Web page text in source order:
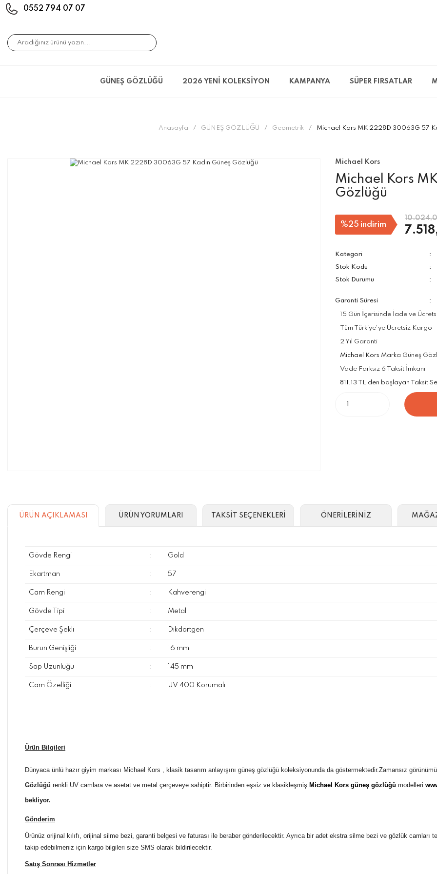
0552 794 07 07
GÜNEŞ GÖZLÜĞÜ 2026 YENİ KOLEKSİYON KAMPANYA SÜPER FIRSATLAR
Anasayfa GÜNEŞ GÖZLÜĞÜ Geometrik Michael Kors MK 2228D 30063G 57
Michael Kors
Michael Kors
Gözlüğü
%25 indirim
Kategori
Stok Kodu
Stok Durumu
Garanti Süresi
15 Gün İçerisinde İade ve
Tüm Türkiye'ye Ücretsiz Kargo
2 Yıl Garanti
Michael Kors Marka Güneş
Vade Farksız 6 Taksit İmkanı
811,13 TL den başlayan Taksit
ÜRÜN AÇIKLAMASI ÜRÜN YORUMLARI TAKSİT SEÇENEKLERİ ÖNERİLERİNİZ
Gövde Rengi : Gold
Ekartman : 57
Cam Rengi : Kahverengi
Gövde Tipi : Metal
Çerçeve Şekli : Dikdörtgen
Burun Genişliği : 16 mm
Sap Uzunluğu : 145 mm
Cam Özelliği : UV 400 Korumalı
Ürün Bilgileri
Dünyaca ünlü hazır giyim markası Michael Kors , klasik tasarım anlayışını güneş gözlüğü koleksiyonunda da göstermektedir.Zamansız
Gözlüğü renkli UV camlara ve asetat ve metal çerçeveye sahiptir. Birbirinden eşsiz ve klasikleşmiş Michael Kors güneş gözlüğü modelleri
bekliyor.
Gönderim
Ürünüz orijinal kılıfı, orijinal silme bezi, garanti belgesi ve faturası ile beraber gönderilecektir. Ayrıca bir adet ekstra silme bezi ve gözlük
takip edebilmeniz için kargo bilgileri size SMS olarak bildirilecektir.
Satış Sonrası Hizmetler